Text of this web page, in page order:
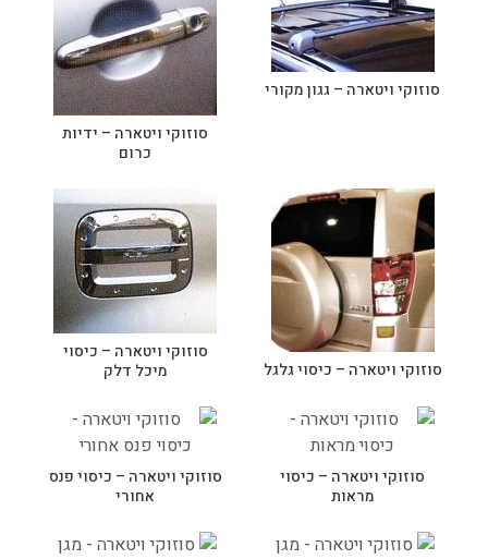
סוזוקי ויטארה – גגון מקורי
סוזוקי ויטארה – ידיות
כרום
סוזוקי ויטארה – כיסוי גלגל
סוזוקי ויטארה – כיסוי
מיכל דלק
סוזוקי ויטארה – כיסוי
מראות
סוזוקי ויטארה – כיסוי פנס
אחורי